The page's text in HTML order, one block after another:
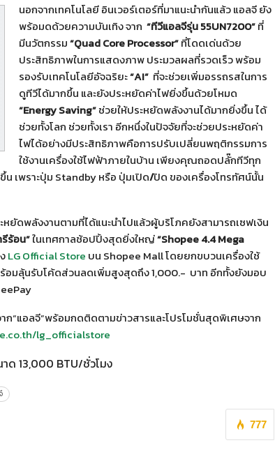
นอกจากเทคโนโลยี อินเวอร์เตอร์ที่มาแนะนำกันแล้ว แอลจี ยัง
พร้อมดด้วยความบันเทิง จาก “ทีวีแอลจีรุ่น55UN7200”ที่
มีนวัตกรรม“Quad Core Processor”ที่โดดเด่นด้วย
ประสิทธิภาพในการแสดงภาพ ประมวลผลที่รวดเร็ว พร้อม
รองรับเทคโนโลยีอัจฉริยะ“AI” ที่จะช่วยเพิ่มอรรถรสในการ
ดูทีวีได้มากขึ้น และยังประหยัดค่าไฟยิ่งขึ้นด้วยโหมด
“Energy Saving”ช่วยให้ประหยัดพลังงานได้มากยิ่งขึ้น ได้
ช่วยทั้งโลก ช่วยทั้งเรา อีกหนึ่งในปัจจัยที่จะช่วยประหยัดค่า
ไฟได้อย่างมีประสิทธิภาพคือการปรับเปลี่ยนพฤติกรรมการ
ใช้งานเครื่องใช้ไฟฟ้าภายในบ้าน เพียงคุณถอดปลั๊กทีวีทุก
เพราะปุ่ม Standby หรือ ปุ่มเปิด/ปิด ของเครื่องโทรทัศน์นั้น
ยัดพลังงานตามที่ได้แนะนำไปแล้วผู้บริโภคยังสามารถเซฟเงิน
ร้อน”ในเทศกาลช้อปปิ้งสุดยิ่งใหญ่“Shopee 4.4 Mega
LG Official Store บน Shopee Mall โดยยกขบวนเครื่องใช้
อมลุ้นรับโค้ดส่วนลดเพิ่มสูงสุดถึง 1,000.- บาท อีกทั้งยังมอบ
“แอลจี”พร้อมกดติดตามข่าวสารและโปรโมชั่นสุดพิเศษจาก
lg_officialstore
ด 13,000 BTU/ชั่วโมง
777